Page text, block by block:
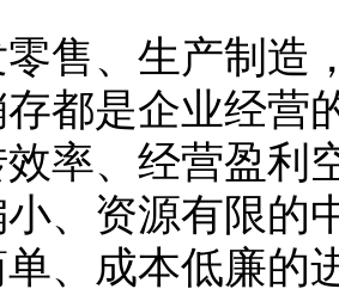
、生产制造，
都是企业经营
率、经营盈利
、资源有限的
、成本低廉的